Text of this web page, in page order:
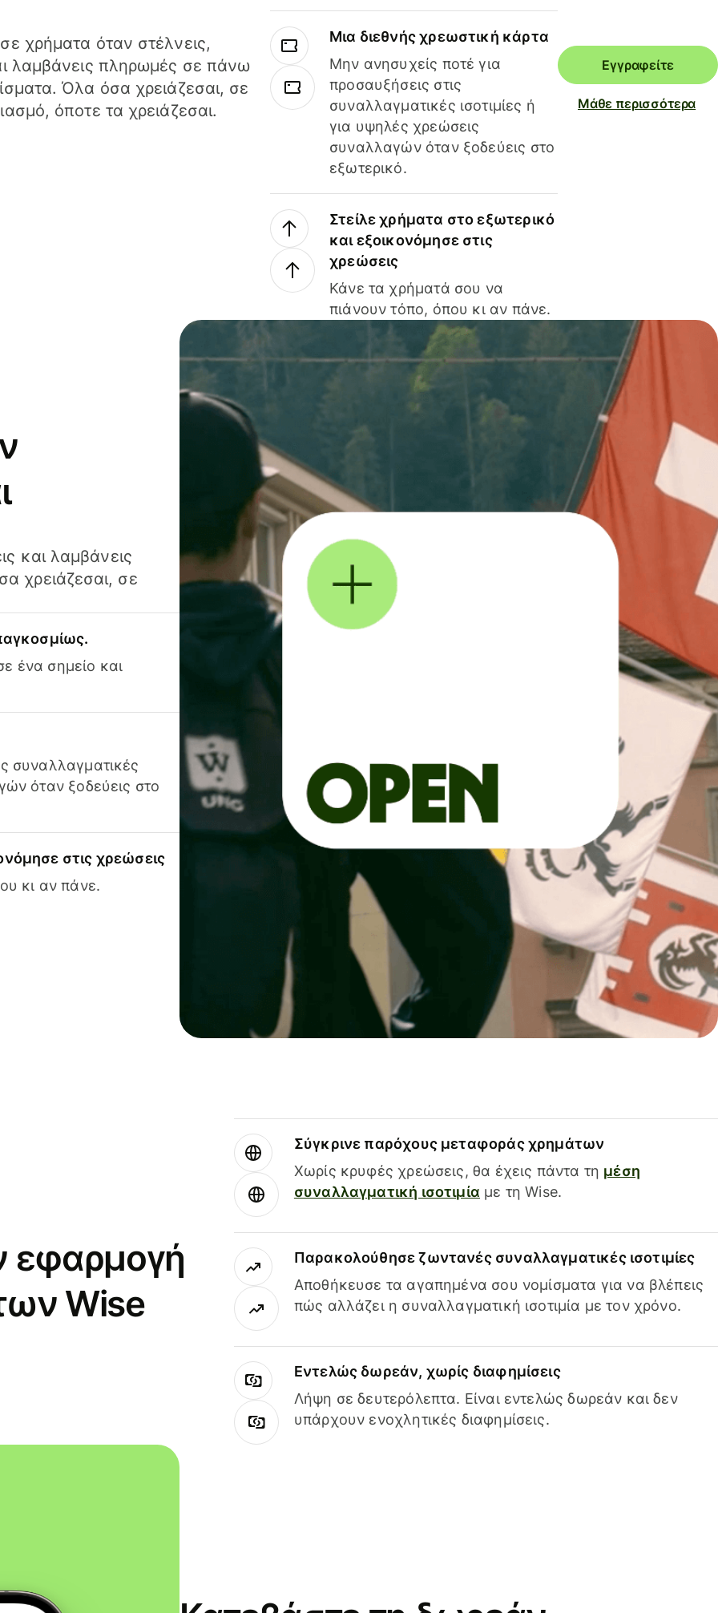
χρήματα όταν στέλνεις,
λαμβάνεις πληρωμές σε πάνω
Όλα όσα χρειάζεσαι, σε
όποτε τα χρειάζεσαι.
Μια διεθνής χρεωστική κάρτα
Μην ανησυχείς ποτέ για
προσαυξήσεις στις
συναλλαγματικές ισοτιμίες ή
για υψηλές χρεώσεις
συναλλαγών όταν ξοδεύεις στο
εξωτερικό.
Στείλε χρήματα στο εξωτερικό
και εξοικονόμησε στις
χρεώσεις
Κάνε τα χρήματά σου να
πιάνουν τόπο, όπου κι αν πάνε.
Εγγραφείτε
Μάθε περισσότερα
και λαμβάνεις
χρειάζεσαι, σε
ένα σημείο και
συναλλαγματικές
όταν ξοδεύεις στο
στις χρεώσεις
κι αν πάνε.
εφαρμογή
Wise
Σύγκρινε παρόχους μεταφοράς χρημάτων
Χωρίς κρυφές χρεώσεις, θα έχεις πάντα τη μέση
συναλλαγματική ισοτιμία με τη Wise.
Παρακολούθησε ζωντανές συναλλαγματικές ισοτιμίες
Αποθήκευσε τα αγαπημένα σου νομίσματα για να βλέπεις
πώς αλλάζει η συναλλαγματική ισοτιμία με τον χρόνο.
Εντελώς δωρεάν, χωρίς διαφημίσεις
Λήψη σε δευτερόλεπτα. Είναι εντελώς δωρεάν και δεν
υπάρχουν ενοχλητικές διαφημίσεις.